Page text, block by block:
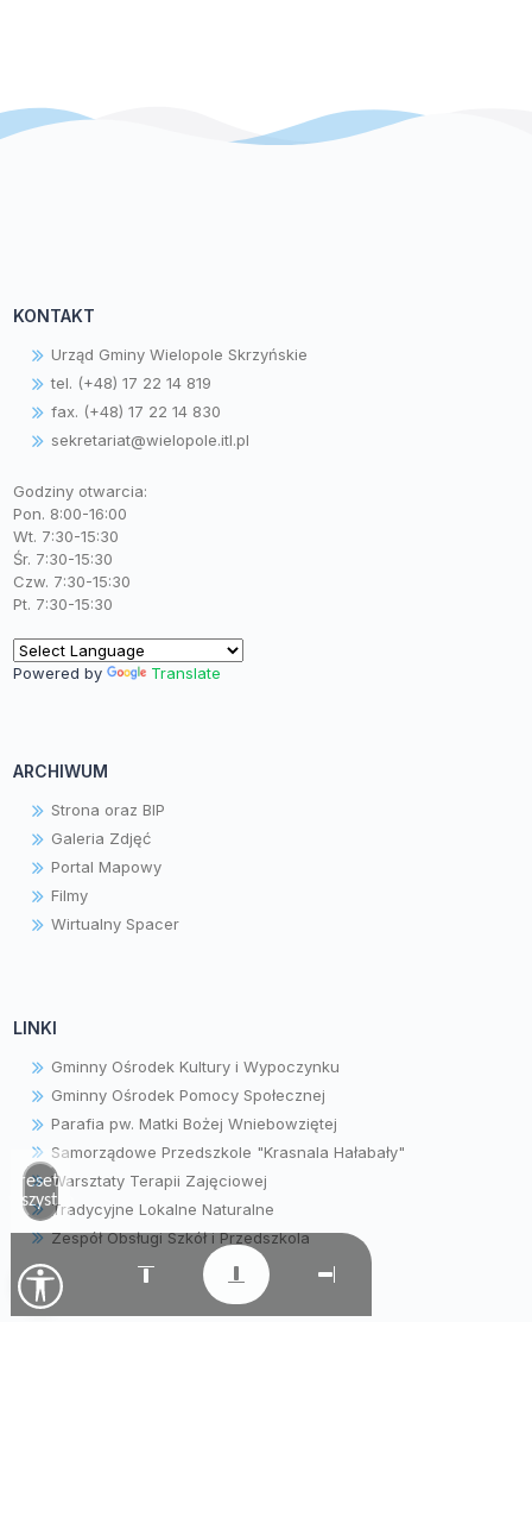
KONTAKT
Urząd Gminy Wielopole Skrzyńskie
tel. (+48) 17 22 14 819
fax. (+48) 17 22 14 830
sekretariat@wielopole.itl.pl
Godziny otwarcia:
Pon. 8:00-16:00
Wt. 7:30-15:30
Śr. 7:30-15:30
Czw. 7:30-15:30
Pt. 7:30-15:30
Powered by Translate
ARCHIWUM
Strona oraz BIP
Galeria Zdjęć
Portal Mapowy
Filmy
Wirtualny Spacer
LINKI
Gminny Ośrodek Kultury i Wypoczynku
Gminny Ośrodek Pomocy Społecznej
Parafia pw. Matki Bożej Wniebowziętej
Samorządowe Przedszkole "Krasnala Hałabały"
Warsztaty Terapii Zajęciowej
Tradycyjne Lokalne Naturalne
Zespół Obsługi Szkół i Przedszkola
Zresetuj
wszystko